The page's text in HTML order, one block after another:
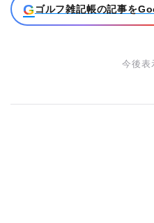
Gゴルフ雑記帳の記事を
今後表